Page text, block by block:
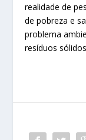
realidade de
de pobreza e
problema
resíduos